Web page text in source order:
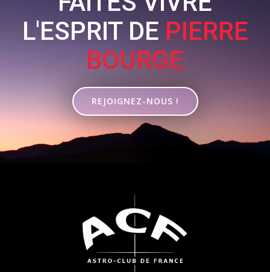
L'ESPRIT DE PIERRE
BOURGE
REJOIGNEZ-NOUS !